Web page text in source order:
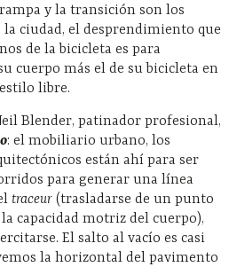
y la transición son los
la ciudad, el desprendimiento que
de la bicicleta es para
cuerpo más el de su bicicleta en
libre.
Blender, patinador profesional,
: el mobiliario urbano, los
están ahí para ser
para generar una línea
traceur (trasladarse de un punto
capacidad motriz del cuerpo),
El salto al vacío es casi
la horizontal del pavimento